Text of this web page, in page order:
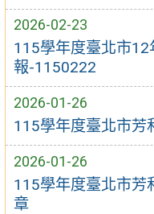
2026-02-23
115學年度臺北市
報-1150222
2026-01-26
115學年度臺北市芳
2026-01-26
115學年度臺北市芳
章